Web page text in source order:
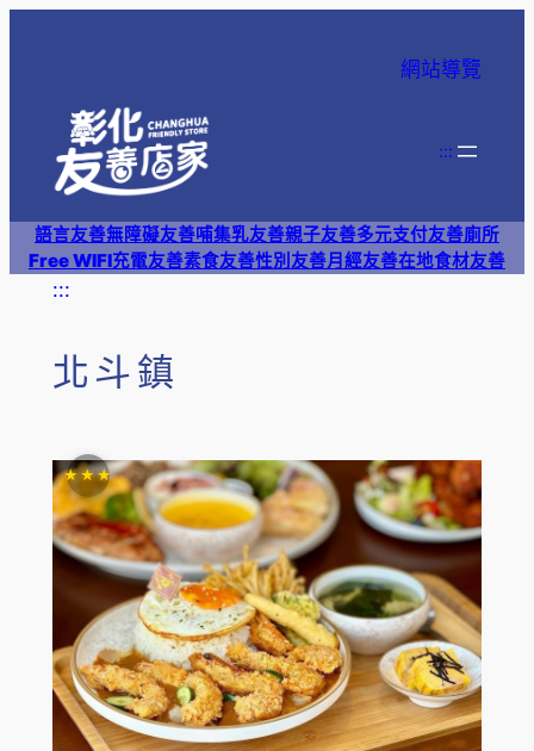
網站導覽
:::
語言友善無障礙友善哺集乳友善親子友善多元支付友善廁所
Free WIFI充電友善素食友善性別友善月經友善在地食材友善
:::
北斗鎮
★★★